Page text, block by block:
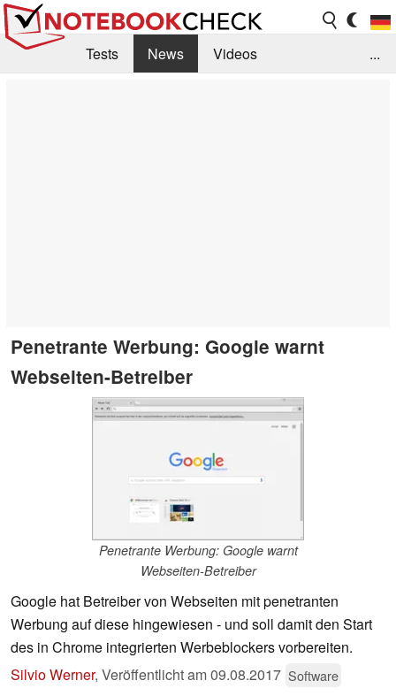
Tests News
Videos
...
Penetrante Werbung: Google warnt
Webseiten-Betreiber
Penetrante Werbung: Google warnt
Webseiten-Betreiber
Google hat Betreiber von Webseiten mit penetranten
Werbung auf diese hingewiesen - und soll damit den Start
des in Chrome integrierten Werbeblockers vorbereiten.
Silvio Werner, Veröffentlicht am09.08.2017 Software